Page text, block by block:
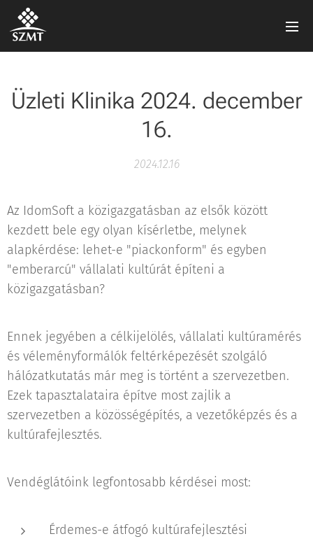
Üzleti Klinika 2024. december
16.
2024.12.16
Az IdomSoft a közigazgatásban az elsők között
kezdett bele egy olyan kísérletbe, melynek
alapkérdése: lehet-e "piackonform" és egyben
"emberarcú" vállalati kultúrát építeni a
közigazgatásban?
Ennek jegyében a célkijelölés, vállalati kultúramérés
és véleményformálók feltérképezését szolgáló
hálózatkutatás már meg is történt a szervezetben.
Ezek tapasztalataira építve most zajlik a
szervezetben a közösségépítés, a vezetőképzés és a
kultúrafejlesztés.
Vendéglátóink legfontosabb kérdései most:
Érdemes-e átfogó kultúrafejlesztési